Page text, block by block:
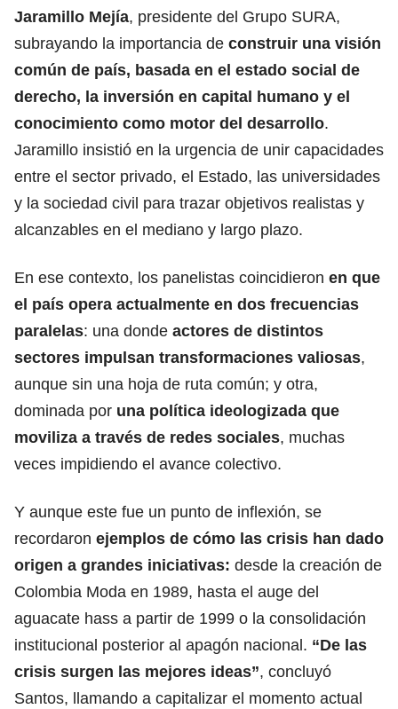
Jaramillo Mejía, presidente del Grupo SURA,
subrayando la importancia de construir una visión
común de país, basada en el estado social de
derecho, la inversión en capital humano y el
conocimiento como motor del desarrollo.
Jaramillo insistió en la urgencia de unir capacidades
entre el sector privado, el Estado, las universidades
y la sociedad civil para trazar objetivos realistas y
alcanzables en el mediano y largo plazo.
En ese contexto, los panelistas coincidieron en que
el país opera actualmente en dos frecuencias
paralelas: una donde actores de distintos
sectores impulsan transformaciones valiosas,
aunque sin una hoja de ruta común; y otra,
dominada por una política ideologizada que
moviliza a través de redes sociales, muchas
veces impidiendo el avance colectivo.
Y aunque este fue un punto de inflexión, se
recordaron ejemplos de cómo las crisis han dado
origen a grandes iniciativas: desde la creación de
Colombia Moda en 1989, hasta el auge del
aguacate hass a partir de 1999 o la consolidación
institucional posterior al apagón nacional. “De las
crisis surgen las mejores ideas”, concluyó
Santos, llamando a capitalizar el momento actual